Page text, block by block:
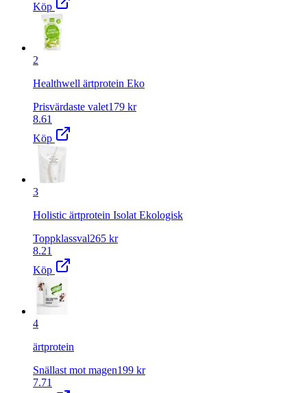
Köp
2
Healthwell ärtprotein Eko
Prisvärdaste valet179 kr
8.61
Köp
3
Holistic ärtprotein Isolat Ekologisk
Toppklassval265 kr
8.21
Köp
4
ärtprotein
Snällast mot magen199 kr
7.71